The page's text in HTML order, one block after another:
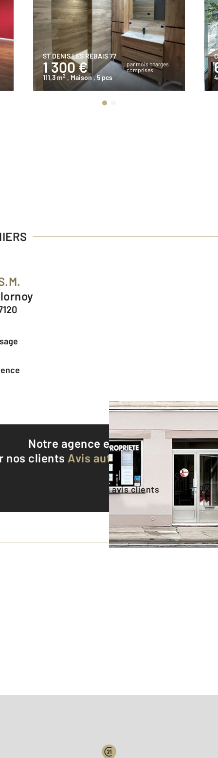
ST DENIS LES REBAIS 77
1 300 €
par mois charges
comprises
111,3 m2 , Maison, 5 pcs
Notre agence est notée
8,8/10
nos clients Avis authentifiés par
Voir tous les avis clients